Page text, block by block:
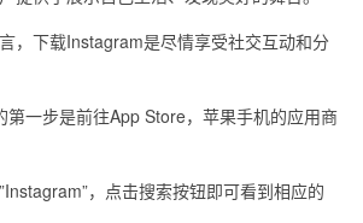
下载Instagram是尽情享受社交互动和分
一步是前往App Store，苹果手机的应用商
，点击搜索按钮即可看到相应的